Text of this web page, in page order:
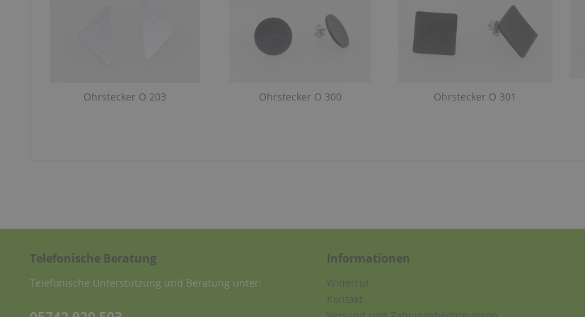
Ohrstecker O 203 Ohrstecker O 300 Ohrstecker O 301
Telefonische Beratung
Telefonische Unterstützung und Beratung unter:
Informationen
Widerruf
Kontakt